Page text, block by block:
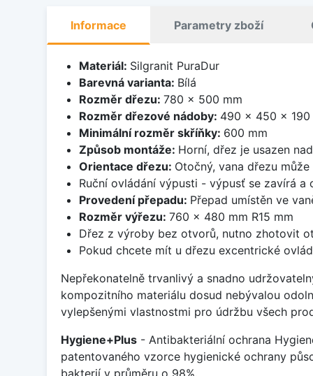
Informace Parametry zboží
Materiál: Silgranit PuraDur
Barevná varianta: Bílá
Rozměr dřezu: 780 x 500 mm
Rozměr dřezové nádoby: 490 x 450 x 190
Minimální rozměr skříňky: 600 mm
Způsob montáže: Horní, dřez je usazen
Orientace dřezu: Otočný, vana dřezu
Ruční ovládání výpusti - výpusť se zavírá a
Provedení přepadu: Přepad umístěn ve
Rozměr výřezu: 760 x 480 mm R15 mm
Dřez z výroby bez otvorů, nutno zhotovit
Pokud chcete mít u dřezu excentrické
Nepřekonatelně trvanlivý a snadno
kompozitního materiálu dosud nebývalou
vylepšenými vlastnostmi pro údržbu všech
Hygiene+Plus - Antibakteriální ochrana
patentovaného vzorce hygienické ochrany
bakterií v průměru o 98%.